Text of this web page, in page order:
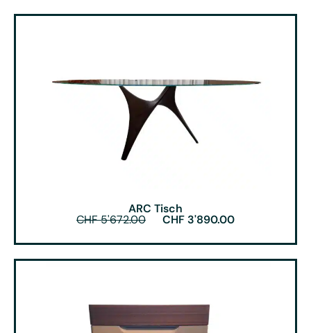
ARC Tisch
CHF5'672.00 CHF 3'890.00